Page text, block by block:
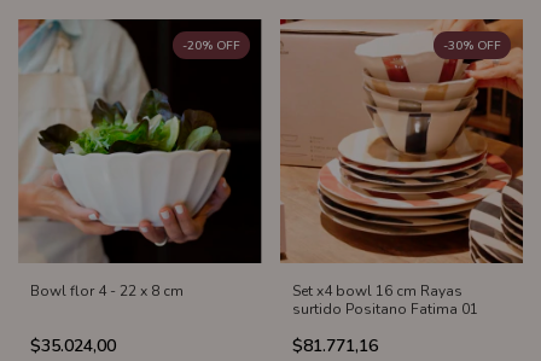
Bowl flor 4 - 22 x 8 cm
$35.024,00
-20% OFF
Set x4 bowl 16 cm Rayas
surtido Positano Fatima 01
$81.771,16
-30% OFF